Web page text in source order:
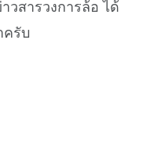
วสารวงการล้อ ได้
ครับ